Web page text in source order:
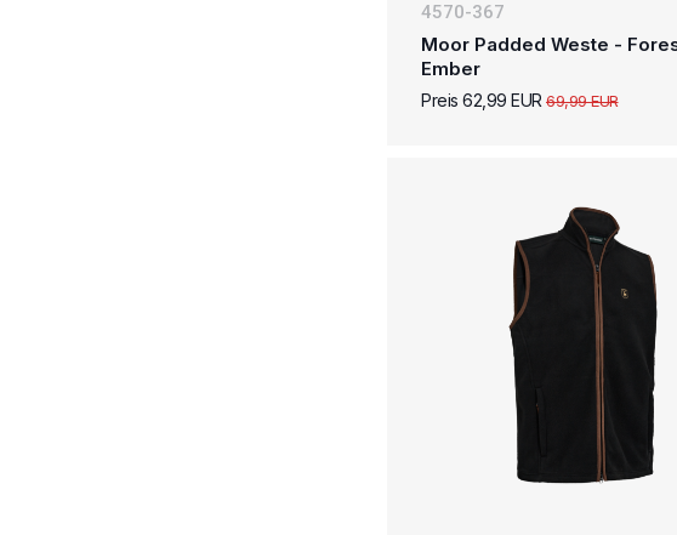
4570-367
Moor Padded Weste -
Ember
Preis 62,99 EUR 69,99 EUR